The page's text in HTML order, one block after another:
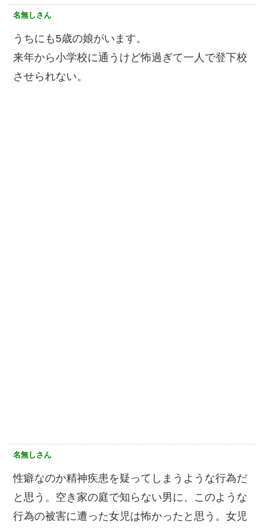
名無しさん
うちにも5歳の娘がいます。
来年から小学校に通うけど怖過ぎて一人で登下校
させられない。
名無しさん
性癖なのか精神疾患を疑ってしまうような行為だ
と思う。空き家の庭で知らない男に、このような
行為の被害に遭った女児は怖かったと思う。女児